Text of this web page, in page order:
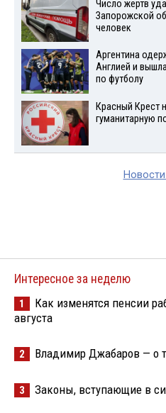
Число жертв
Запорожской
человек
Аргентина
Англией и
по футболу
Красный Крест
гуманитарную
Интересное за неделю
1
Как изменятся пенсии
августа
2 Владимир Джабаров — о
3 Законы, вступающие в